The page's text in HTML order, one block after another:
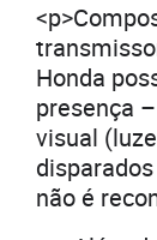
Honda
presença
visual
não é